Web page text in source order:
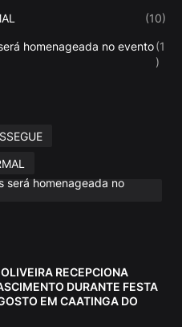
(10)
homenageada no evento(1
)
será homenageada no
RECEPCIONA
DURANTE FESTA
EM CAATINGA DO